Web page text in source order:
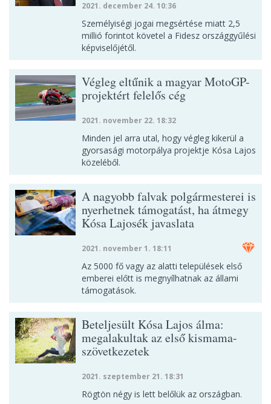
2021. december 24. 10:36
Személyiségi jogai megsértése miatt 2,5
millió forintot követel a Fidesz országgyűlési
képviselőjétől.
Végleg eltűnik a magyar MotoGP-
projektért felelős cég
2021. november 22. 18:32
Minden jel arra utal, hogy végleg kikerül a
gyorsasági motorpálya projektje Kósa Lajos
közeléből.
A nagyobb falvak polgármesterei is
nyerhetnek támogatást, ha átmegy
Kósa Lajosék javaslata
2021. november 1. 18:11
Az 5000 fő vagy az alatti települések első
emberei előtt is megnyílhatnak az állami
támogatások.
Beteljesült Kósa Lajos álma:
megalakultak az első kismama-
szövetkezetek
2021. szeptember 21. 18:31
Rögtön négy is lett belőlük az országban.